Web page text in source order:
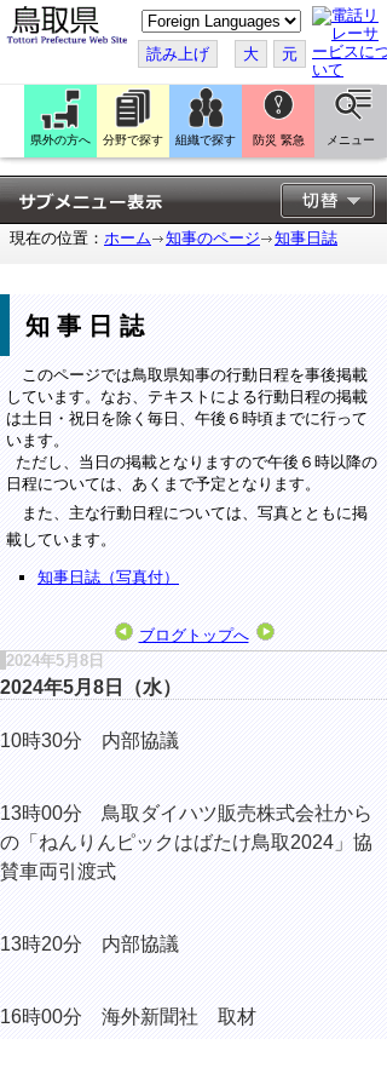
こ
の
ペ
ー
ジ
翻
訳
す
る
読み上げ 大 元
県外の方へ 分野で探す 組織で探す 防災 緊急 メニュー
現在の位置： ホーム 知事のページ 知事日誌
知事日誌
このページでは鳥取県知事の行動日程を事後掲載
しています。なお、テキストによる行動日程の掲載
は土日・祝日を除く毎日、午後６時頃までに行って
います。
ただし、当日の掲載となりますので午後６時以降の
日程については、あくまで予定となります。
また、主な行動日程については、写真とともに掲
載しています。
知事日誌（写真付）
ブログトップへ
2024年5月8日
2024年5月8日（水）
10時30分 内部協議
13時00分 鳥取ダイハツ販売株式会社から
の「ねんりんピックはばたけ鳥取2024」協
賛車両引渡式
13時20分 内部協議
16時00分 海外新聞社 取材